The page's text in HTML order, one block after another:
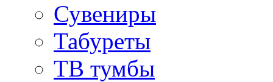
Сувениры
Табуреты
ТВ тумбы